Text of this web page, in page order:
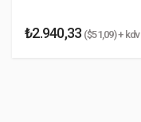
₺2.940,33 ($51,09) + kdv